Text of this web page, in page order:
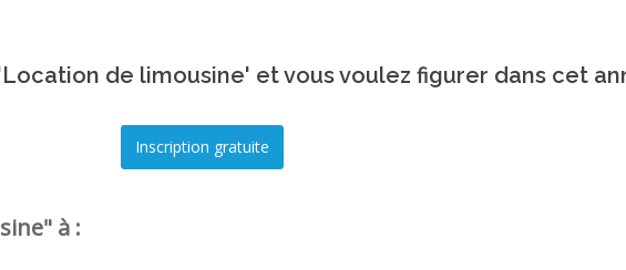
de limousine' et vous voulez figurer dans cet
à :